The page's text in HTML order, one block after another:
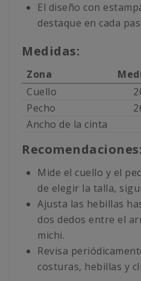
El diseño con
destaque en cada
Medidas:
Zona
Cuello
Pecho
Ancho de la cinta
Recomendaciones:
Mide el cuello y el
de elegir la talla,
Ajusta las hebillas
dos dedos entre el
michi.
Revisa
costuras, hebillas y